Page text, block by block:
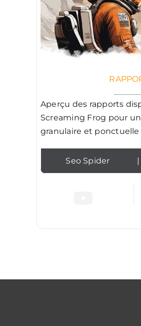
Aperçu des rapports
Screaming Frog pour
granulaire et ponctuelle
Seo Spider |